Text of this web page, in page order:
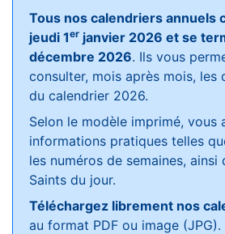
Tous nos calendriers annuels
jeudi 1er janvier 2026 et se
décembre 2026. Ils vous
consulter, mois après mois, les
du calendrier 2026.
Selon le modèle imprimé, vous
informations pratiques telles
les numéros de semaines, ainsi
Saints du jour.
Téléchargez librement nos
au format PDF ou image